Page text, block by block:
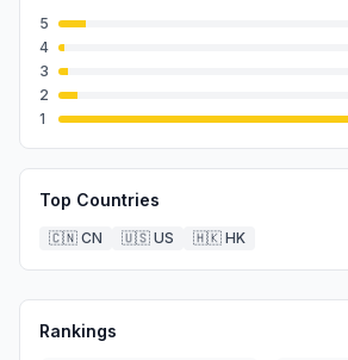
5
4
3
2
1
Top Countries
🇨🇳 CN 🇺🇸 US 🇭🇰 HK
Rankings